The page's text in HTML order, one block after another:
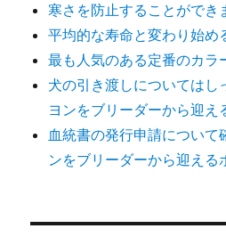
寒さを防止することができ
平均的な寿命と変わり始め
最も人気のある定番のカラ
犬の引き渡しについてはし
ヨンをブリーダーから迎え
血統書の発行申請について
ンをブリーダーから迎える